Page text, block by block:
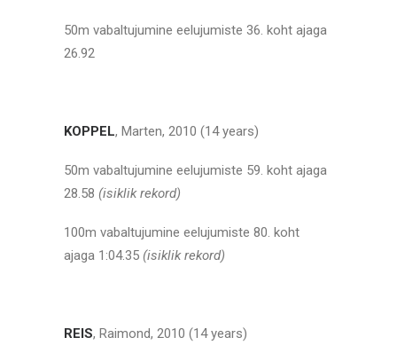
50m vabaltujumine eelujumiste 36. koht ajaga
26.92
KOPPEL, Marten, 2010 (14 years)
50m vabaltujumine eelujumiste 59. koht ajaga
28.58 (isiklik rekord)
100m vabaltujumine eelujumiste 80. koht
ajaga 1:04.35 (isiklik rekord)
REIS, Raimond, 2010 (14 years)